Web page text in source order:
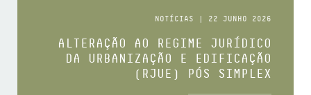
NOTÍCIAS | 22 JUNHO 2026
ALTERAÇÃO AO REGIME JURÍDICO
DA URBANIZAÇÃO E EDIFICAÇÃO
(RJUE) PÓS SIMPLEX